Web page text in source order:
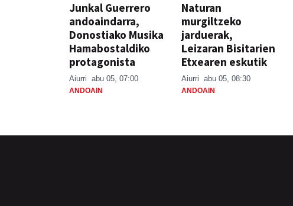
Junkal Guerrero
andoaindarra,
Donostiako Musika
Hamabostaldiko
protagonista
Aiurri abu 05, 07:00
ANDOAIN
Naturan
murgiltzeko
jarduerak,
Leizaran Bisitarien
Etxearen eskutik
Aiurri abu 05, 08:30
ANDOAIN